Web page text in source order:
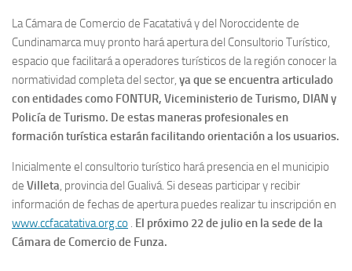
La Cámara de Comercio de Facatativá y del Noroccidente de
Cundinamarca muy pronto hará apertura del Consultorio Turístico,
espacio que facilitará a operadores turísticos de la región conocer la
normatividad completa del sector, ya que se encuentra articulado
con entidades como FONTUR, Viceministerio de Turismo, DIAN y
Policía de Turismo. De estas maneras profesionales en
formación turística estarán facilitando orientación a los usuarios.
Inicialmente el consultorio turístico hará presencia en el municipio
de Villeta , provincia del Gualivá. Si deseas participar y recibir
información de fechas de apertura puedes realizar tu inscripción en
www.ccfacatativa.org.co
El próximo 22 de julio en la sede de la
Cámara de Comercio de Funza.